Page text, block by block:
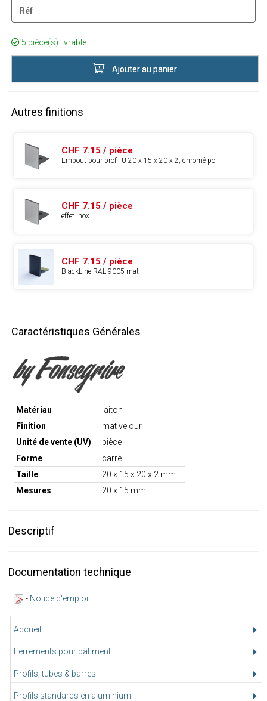
Accueil
Ferrements pour bâtiment
Profils, tubes & barres
Profils standards en aluminium
Réf
5 pièce(s) livrable.
Ajouter au panier
Autres finitions
CHF 7.15 / pièce
Embout pour profil U 20 x 15 x 20 x 2, chromé poli
CHF 7.15 / pièce
effet inox
CHF 7.15 / pièce
BlackLine RAL 9005 mat
Caractéristiques Générales
Matériau
laiton
Finition
mat velour
Unité de vente (UV)
pièce
Forme
carré
Taille
20 x 15 x 20 x 2 mm
Mesures
20 x 15 mm
Descriptif
Documentation technique
- Notice d'emploi